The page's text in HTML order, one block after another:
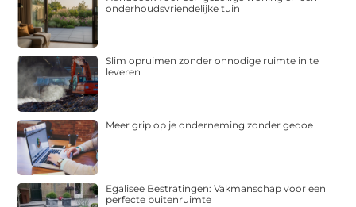
onderhoudsvriendelijke tuin
Slim opruimen zonder onnodige ruimte in te
leveren
Meer grip op je onderneming zonder gedoe
Egalisee Bestratingen: Vakmanschap voor een
perfecte buitenruimte